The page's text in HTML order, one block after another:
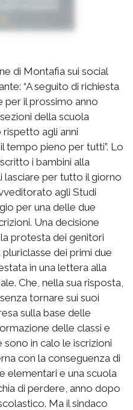
di Montafia sui social
“A seguito di richiesta
per il prossimo anno
della scuola
rispetto agli anni
tempo pieno per tutti”. Lo
i bambini alla
lasciare per tutto il giorno
agli Studi
per una delle due
Una decisione
protesta dei genitori
dei primi due
in una lettera alla
Che, nella sua risposta,
tornare sui suoi
sulla base delle
delle classi e
in calo le iscrizioni
con la conseguenza di
elementari e una scuola
di perdere, anno dopo
Ma il sindaco